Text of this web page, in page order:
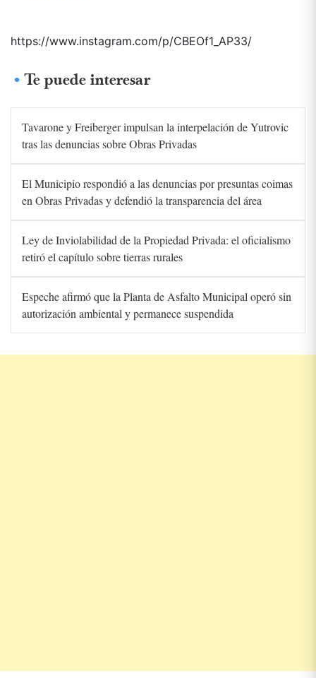
https://www.instagram.com/p/CBEOf1_AP33/
Te puede interesar
Tavarone y Freiberger impulsan la interpelación de Yutrovic
tras las denuncias sobre Obras Privadas
El Municipio respondió a las denuncias por presuntas coimas
en Obras Privadas y defendió la transparencia del área
Ley de Inviolabilidad de la Propiedad Privada: el oficialismo
retiró el capítulo sobre tierras rurales
Espeche afirmó que la Planta de Asfalto Municipal operó sin
autorización ambiental y permanece suspendida